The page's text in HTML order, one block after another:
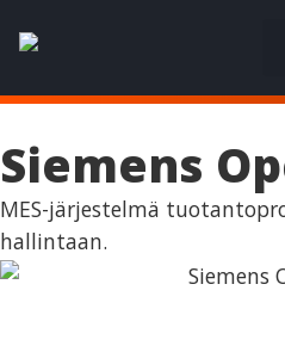
Siemens
MES-järjestelmä
hallintaan.